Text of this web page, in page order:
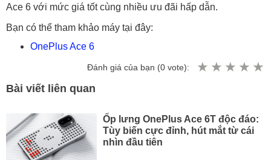
Ace 6 với mức giá tốt cùng nhiều ưu đãi hấp dẫn.
Bạn có thể tham khảo máy tại đây:
OnePlus Ace 6
Đánh giá của bạn (0 vote):
Bài viết liên quan
Ốp lưng OnePlus Ace 6T độc đáo:
Tùy biến cực đỉnh, hút mắt từ cái
nhìn đầu tiên